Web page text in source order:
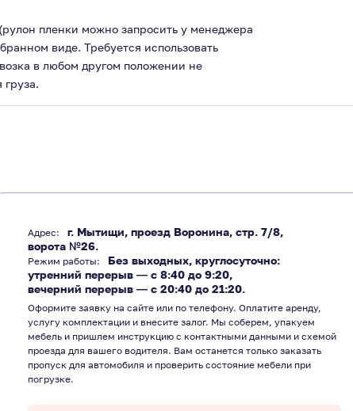
пленки можно запросить у менеджера
виде. Требуется использовать
в любом другом положении не
Адрес:
г. Мытищи, проезд Воронина, стр. 7/8,
ворота №26.
Режим работы:
Без выходных, круглосуточно:
утренний перерыв ― с 8:40 до 9:20,
вечерний перерыв ― с 20:40 до 21:20.
Оформите заявку на сайте или по телефону. Оплатите аренду,
услугу комплектации и внесите залог. Мы соберем, упакуем
мебель и пришлем инструкцию с контактными данными и схемой
проезда для вашего водителя. Вам останется только заказать
пропуск для автомобиля и проверить состояние мебели при
погрузке.